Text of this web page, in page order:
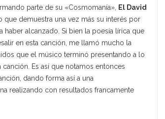
parte de su «Cosmomanía»,
El David
demuestra una vez más su interés por
alcanzado. Si bien la poesía lírica que
en esta canción, me llamó mucho la
que el músico terminó presentando a lo
Es así que notamos entonces
dando forma así a una
realizando con resultados francamente